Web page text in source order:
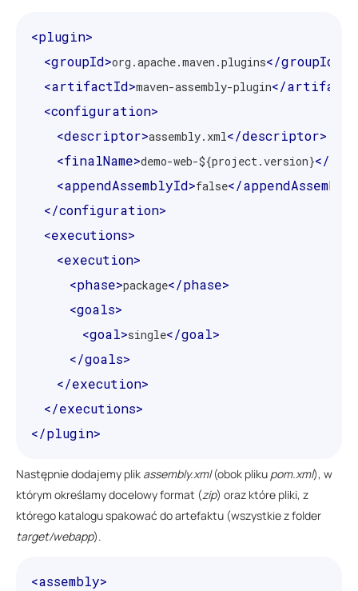
<plugin>
<groupId>org.apache.maven.plugins</groupId>
<artifactId>maven-assembly-plugin</
<configuration>
<descriptor>assembly.xml</descriptor>
<finalName>demo-web-${project.version}</
<appendAssemblyId>false</
</configuration>
<executions>
<execution>
<phase>package</phase>
<goals>
<goal>single</goal>
</goals>
</execution>
</executions>
</plugin>
Następnie dodajemy plik assembly.xml(obok pliku pom.xml), w
którym określamy docelowy format (zip) oraz które pliki, z
którego katalogu spakować do artefaktu (wszystkie z folder
target/webapp).
<assembly>